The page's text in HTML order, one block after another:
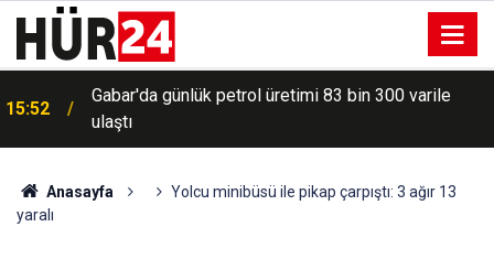
15:52
Gabar'da günlük petrol üretimi 83 bin 300 varile
ulaştı
Anasayfa
Yolcu minibüsü ile pikap çarpıştı: 3 ağır 13
yaralı